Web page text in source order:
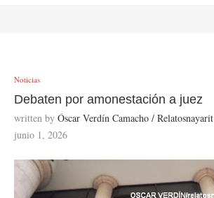
Noticias
Debaten por amonestación a juez
written by Óscar Verdín Camacho / Relatosnayarit
junio 1, 2026